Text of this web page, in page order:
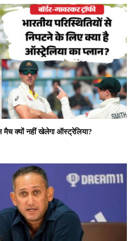
मैच क्यों नहीं खेलेगा ऑस्ट्रेलिया?